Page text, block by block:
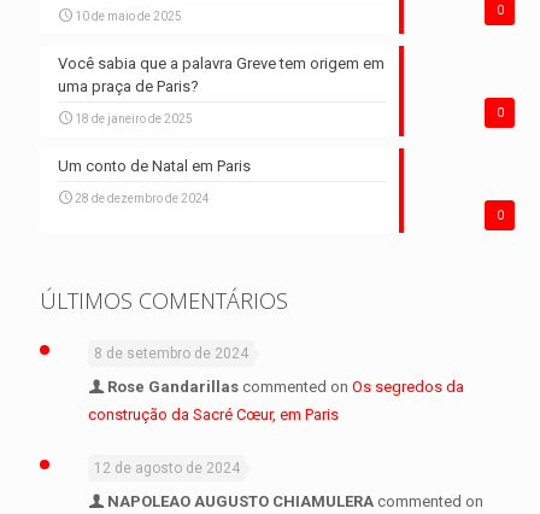
0
10 de maio de 2025
0
Você sabia que a palavra Greve tem origem em
uma praça de Paris?
18 de janeiro de 2025
0
Um conto de Natal em Paris
28 de dezembro de 2024
ÚLTIMOS COMENTÁRIOS
8 de setembro de 2024
Rose Gandarillas commented on Os segredos da
construção da Sacré Cœur, em Paris
12 de agosto de 2024
NAPOLEAO AUGUSTO CHIAMULERA commented on